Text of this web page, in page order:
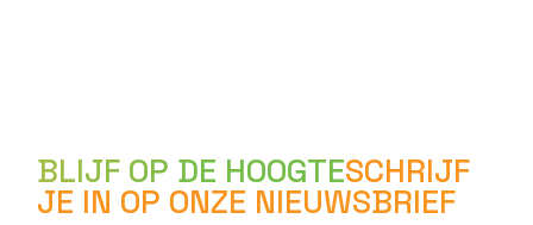
BLIJF OP DE HOOGTESCHRIJF
JE IN OP ONZE NIEUWSBRIEF